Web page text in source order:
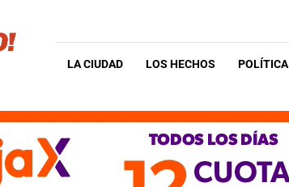
LA CIUDAD LOS HECHOS POLÍTICA